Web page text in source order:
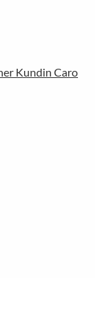
Kundin Caro